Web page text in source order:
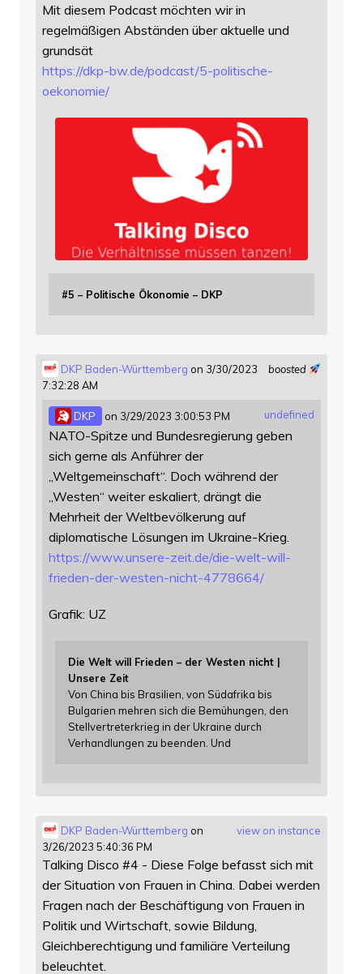
Mit diesem Podcast möchten wir in
regelmäßigen Abständen über aktuelle und
grundsät
https://dkp-bw.de/podcast/5-politische-
oekonomie/
#5 – Politische Ökonomie – DKP
boosted
DKP Baden-Württemberg on 3/30/2023
7:32:28 AM
undefined
DKP on 3/29/2023 3:00:53 PM
NATO-Spitze und Bundesregierung geben
sich gerne als Anführer der
„Weltgemeinschaft“. Doch während der
„Westen“ weiter eskaliert, drängt die
Mehrheit der Weltbevölkerung auf
diplomatische Lösungen im Ukraine-Krieg.
https://www.unsere-zeit.de/die-welt-will-
frieden-der-westen-nicht-4778664/
Grafik: UZ
Die Welt will Frieden – der Westen nicht |
Unsere Zeit
Von China bis Brasilien, von Südafrika bis
Bulgarien mehren sich die Bemühungen, den
Stellvertreterkrieg in der Ukraine durch
Verhandlungen zu beenden. Und
view on instance
DKP Baden-Württemberg on
3/26/2023 5:40:36 PM
Talking Disco #4 - Diese Folge befasst sich mit
der Situation von Frauen in China. Dabei werden
Fragen nach der Beschäftigung von Frauen in
Politik und Wirtschaft, sowie Bildung,
Gleichberechtigung und familiäre Verteilung
beleuchtet.